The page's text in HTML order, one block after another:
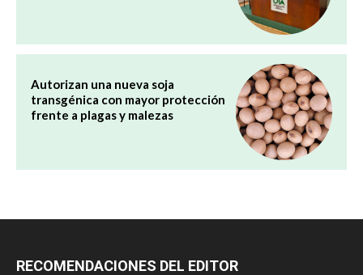
Autorizan una nueva soja
transgénica con mayor protección
frente a plagas y malezas
RECOMENDACIONES DEL EDITOR